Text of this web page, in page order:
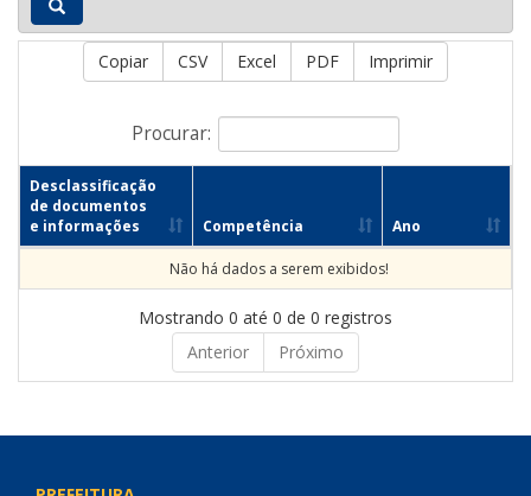
Copiar CSV Excel PDF Imprimir
Procurar:
Desclassificação
de documentos
e informações
Competência Ano
Não há dados a serem exibidos!
Mostrando 0 até 0 de 0 registros
Anterior
Próximo